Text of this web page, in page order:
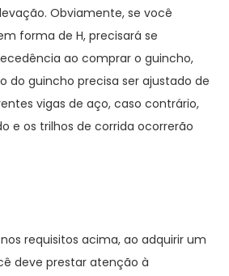
Obviamente, se você
forma de H, precisará se
ao comprar o guincho,
do guincho precisa ser ajustado de
vigas de aço, caso contrário,
e os trilhos de corrida ocorrerão
requisitos acima, ao adquirir um
deve prestar atenção à